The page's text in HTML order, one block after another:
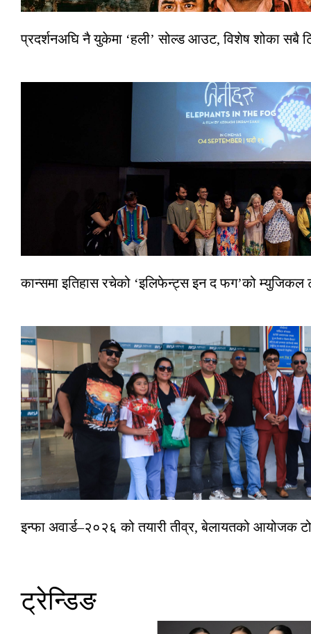
प्रदर्शनअघि नै युकेमा ‘हली’ सोल्ड आउट, विशेष शोका सबै
कान्समा इतिहास रचेको ‘इलिफेन्ट्स इन द फग’को म्युजिकल
इन्फा अवार्ड–२०२६ को तयारी तीव्र, बेलायतको आयोजक
ट्रेन्डिङ